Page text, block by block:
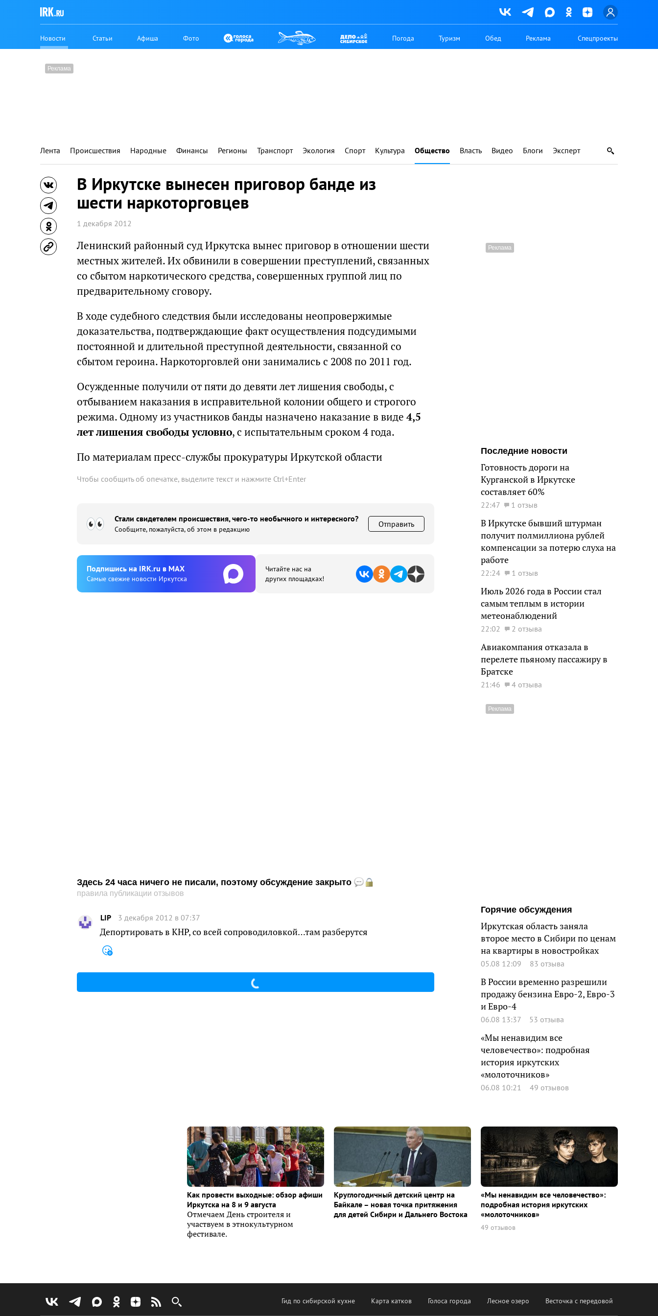
Новости Статьи Афиша Фото Погода Туризм Обед Реклама Спецпроекты
Лента Происшествия Народные Финансы Регионы Транспорт Экология Спорт Культура Общество Власть Видео Блоги Эксперт
В Иркутске вынесен приговор банде из
шести наркоторговцев
1 декабря 2012
Ленинский районный суд Иркутска вынес приговор в отношении шести
местных жителей. Их обвинили в совершении преступлений, связанных
со сбытом наркотического средства, совершенных группой лиц по
предварительному сговору.
В ходе судебного следствия были исследованы неопровержимые
доказательства, подтверждающие факт осуществления подсудимыми
постоянной и длительной преступной деятельности, связанной со
сбытом героина. Наркоторговлей они занимались с 2008 по 2011 год.
Осужденные получили от пяти до девяти лет лишения свободы, с
отбыванием наказания в исправительной колонии общего и строгого
режима. Одному из участников банды назначено наказание в виде 4,5
лет лишения свободы условно, с испытательным сроком 4 года.
По материалам пресс-службы прокуратуры Иркутской области
Чтобы сообщить об опечатке, выделите текст и нажмите Ctrl+Enter
Стали свидетелем происшествия, чего-то необычного и интересного?
Сообщите, пожалуйста, об этом в редакцию
Отправить
Подпишиcь на IRK.ru в MAX
Cамые свежие новости Иркутска
Читайте нас на
других площадках!
Здесь 24 часа ничего не писали, поэтому обсуждение закрыто
правила публикации отзывов
LIP 3 декабря 2012 в 07:37
Депортировать в КНР, со всей сопроводиловкой…там разберутся
Последние новости
Готовность дороги на
Курганской в Иркутске
составляет 60%
22:47 1 отзыв
В Иркутске бывший штурман
получит полмиллиона рублей
компенсации за потерю слуха на
работе
22:24 1 отзыв
Июль 2026 года в России стал
самым теплым в истории
метеонаблюдений
22:02 2 отзыва
Авиакомпания отказала в
перелете пьяному пассажиру в
Братске
21:46 4 отзыва
Горячие обсуждения
Иркутская область заняла
второе место в Сибири по ценам
на квартиры в новостройках
05.08 12:09 83 отзыва
В России временно разрешили
продажу бензина Евро-2, Евро-3
и Евро-4
06.08 13:37 53 отзыва
«Мы ненавидим все
человечество»: подробная
история иркутских
«молоточников»
06.08 10:21 49 отзывов
Как провести выходные: обзор афиши
Иркутска на 8 и 9 августа
Отмечаем День строителя и
участвуем в этнокультурном
фестивале.
Круглогодичный детский центр на
Байкале – новая точка притяжения
для детей Сибири и Дальнего Востока
«Мы ненавидим все человечество»:
подробная история иркутских
«молоточников»
49 отзывов
Гид по сибирской кухне Карта катков Голоса города Лесное озеро Весточка с передовой